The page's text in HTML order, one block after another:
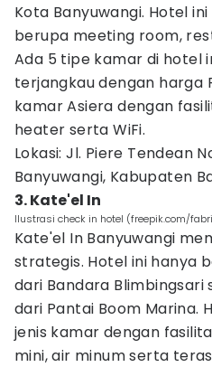
Kota Banyuwangi. Hotel
berupa meeting room,
Ada 5 tipe kamar di hotel
terjangkau dengan harga
kamar Asiera dengan
heater serta WiFi.
Lokasi: Jl. Piere Tendean
Banyuwangi, Kabupaten
3. Kate'el In
Ilustrasi check in hotel (freepik.com/
Kate'el In Banyuwangi
strategis. Hotel ini hanya
dari Bandara
dari Pantai Boom Marina.
jenis kamar dengan
mini, air minum serta